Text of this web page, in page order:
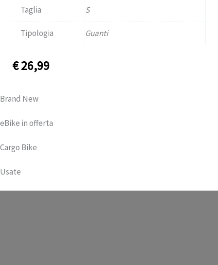
Taglia S
Tipologia Guanti
€26,99
Brand New
eBike in offerta
Cargo Bike
Usate